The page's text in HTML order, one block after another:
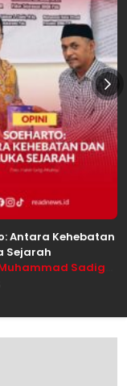
Antara Kehebatan
Sejarah
Sadig
Akademisi UIN